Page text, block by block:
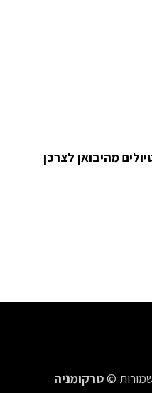
מהיבואן לצרכן
טרקומניה